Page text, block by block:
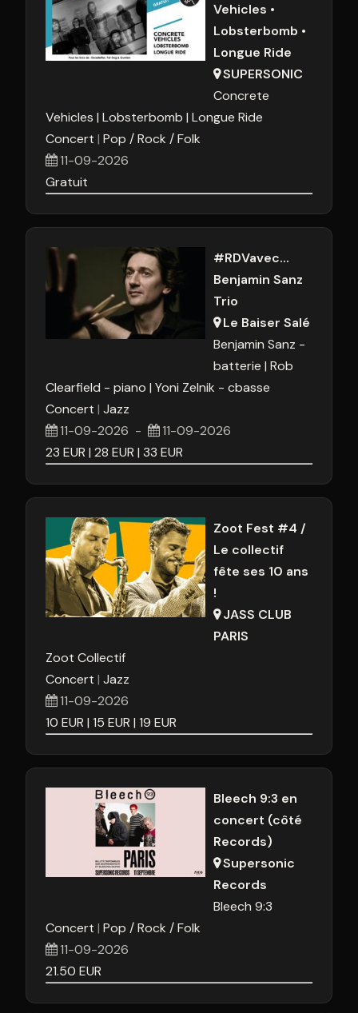
Vehicles •
Lobsterbomb •
Longue Ride
SUPERSONIC
Concrete
Vehicles Lobsterbomb Longue Ride
Concert Pop / Rock / Folk
11-09-2026
Gratuit
#RDVavec...
Benjamin Sanz
Trio
Le Baiser Salé
Benjamin Sanz -
batterie Rob
Clearfield - piano Yoni Zelnik - cbasse
Concert Jazz
11-09-2026 -
11-09-2026
23 EUR 28 EUR 33 EUR
Zoot Fest #4 /
Le collectif
fête ses 10 ans
!
JASS CLUB
PARIS
Zoot Collectif
Concert Jazz
11-09-2026
10 EUR 15 EUR 19 EUR
Bleech 9:3 en
concert (côté
Records)
Supersonic
Records
Bleech 9:3
Concert Pop / Rock / Folk
11-09-2026
21.50 EUR